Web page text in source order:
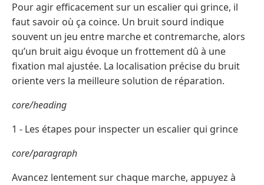
Pour agir efficacement sur un escalier qui grince, il
faut savoir où ça coince. Un bruit sourd indique
souvent un jeu entre marche et contremarche, alors
qu’un bruit aigu évoque un frottement dû à une
fixation mal ajustée. La localisation précise du bruit
oriente vers la meilleure solution de réparation.
core/heading
1 - Les étapes pour inspecter un escalier qui grince
core/paragraph
Avancez lentement sur chaque marche, appuyez à